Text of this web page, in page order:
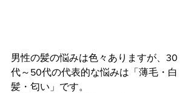
男性の髪の悩みは色々ありますが、30
代～50代の代表的な悩みは「薄毛・白
髪・匂い」です。